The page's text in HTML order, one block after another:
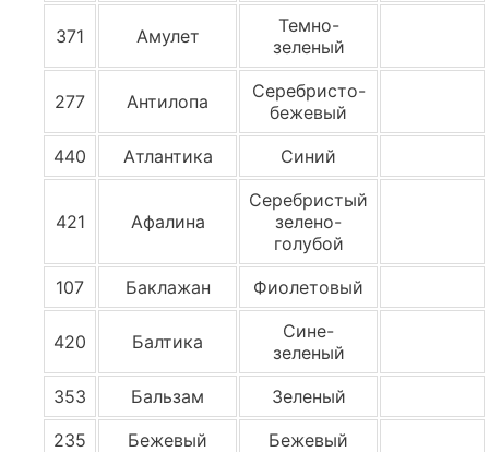
371 Амулет
Темно-
зеленый
277 Антилопа
Серебристо-
бежевый
440
Атлантика Синий
421 Афалина
Серебристый
зелено-
голубой
107
Баклажан Фиолетовый
420 Балтика
Сине-
зеленый
353
Бальзам
Зеленый
235
Бежевый Бежевый